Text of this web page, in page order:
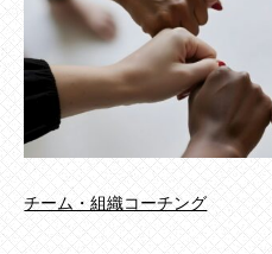
チーム・組織コーチング